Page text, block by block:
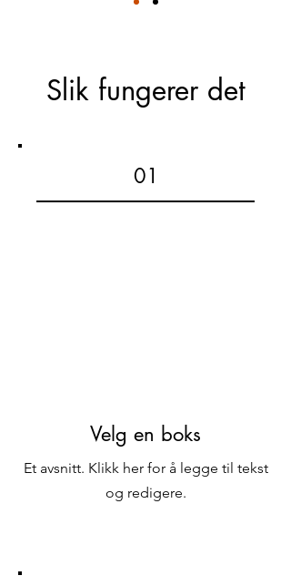
Slik fungerer det
01
Velg en boks
Et avsnitt. Klikk her for å legge til tekst
og redigere.